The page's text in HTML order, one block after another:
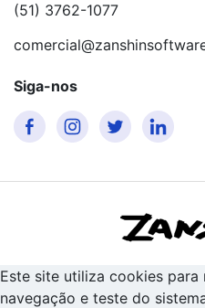
(51) 3762-1077
Siga-nos
Este site utiliza cookies para
navegação e teste do